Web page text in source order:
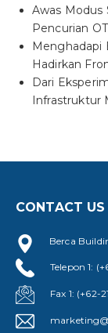
Awas Modus
Pencurian
Menghadapi
Hadirkan
Dari
Infrastruktur
CONTACT US
Berca
Telepon 1:
Fax 1: (+62-